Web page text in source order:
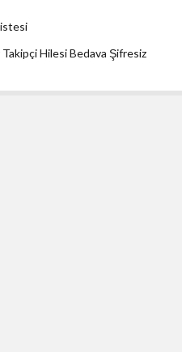
Hilesi Bedava Şifresiz